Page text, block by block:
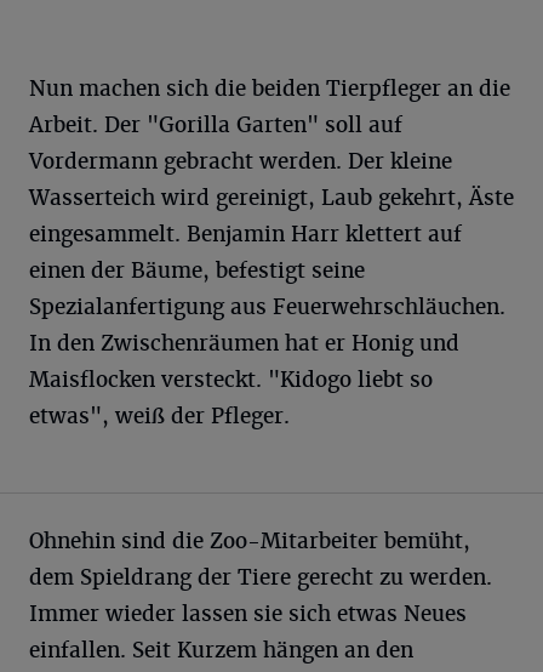
Nun machen sich die beiden Tierpfleger an die
Arbeit. Der "Gorilla Garten" soll auf
Vordermann gebracht werden. Der kleine
Wasserteich wird gereinigt, Laub gekehrt, Äste
eingesammelt. Benjamin Harr klettert auf
einen der Bäume, befestigt seine
Spezialanfertigung aus Feuerwehrschläuchen.
In den Zwischenräumen hat er Honig und
Maisflocken versteckt. "Kidogo liebt so
etwas", weiß der Pfleger.
Ohnehin sind die Zoo-Mitarbeiter bemüht,
dem Spieldrang der Tiere gerecht zu werden.
Immer wieder lassen sie sich etwas Neues
einfallen. Seit Kurzem hängen an den